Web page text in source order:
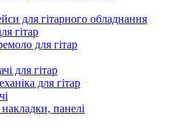
для гітарного обладнання
гітар
для гітар
для гітар
для гітар
панелі